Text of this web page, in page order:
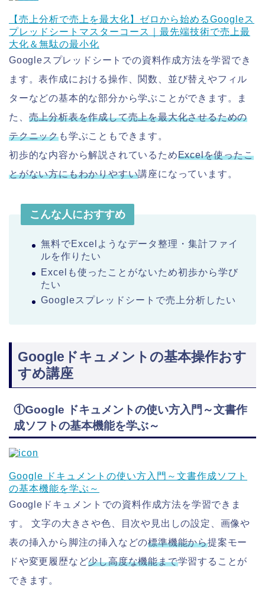
【売上分析で売上を最大化】ゼロから始めるGoogleス
プレッドシートマスターコース｜最先端技術で売上最
大化＆無駄の最小化
Googleスプレッドシートでの資料作成方法を学習でき
ます。表作成における操作、関数、並び替えやフィル
ターなどの基本的な部分から学ぶことができます。ま
た、 売上分析表を作成して売上を最大化させるための
テクニックも学ぶこともできます。
初歩的な内容から解説されているためExcelを使ったこ
とがない方にもわかりやすい講座になっています。
こんな人におすすめ
無料でExcelようなデータ整理・集計ファイ
ルを作りたい
Excelも使ったことがないため初歩から学び
たい
Googleスプレッドシートで売上分析したい
Googleドキュメントの基本操作おす
すめ講座
①Google ドキュメントの使い方入門～文書作
成ソフトの基本機能を学ぶ～
Google ドキュメントの使い方入門～文書作成ソフト
の基本機能を学ぶ～
Googleドキュメントでの資料作成方法を学習できま
す。 文字の大きさや色、目次や見出しの設定、画像や
表の挿入から脚注の挿入などの標準機能から提案モー
ドや変更履歴など少し高度な機能まで学習することが
できます。